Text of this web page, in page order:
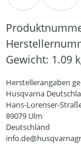
Gewicht: 1.09
Herstellerangaben
Husqvarna
Hans-Lorenser-
89079 Ulm
Deutschland